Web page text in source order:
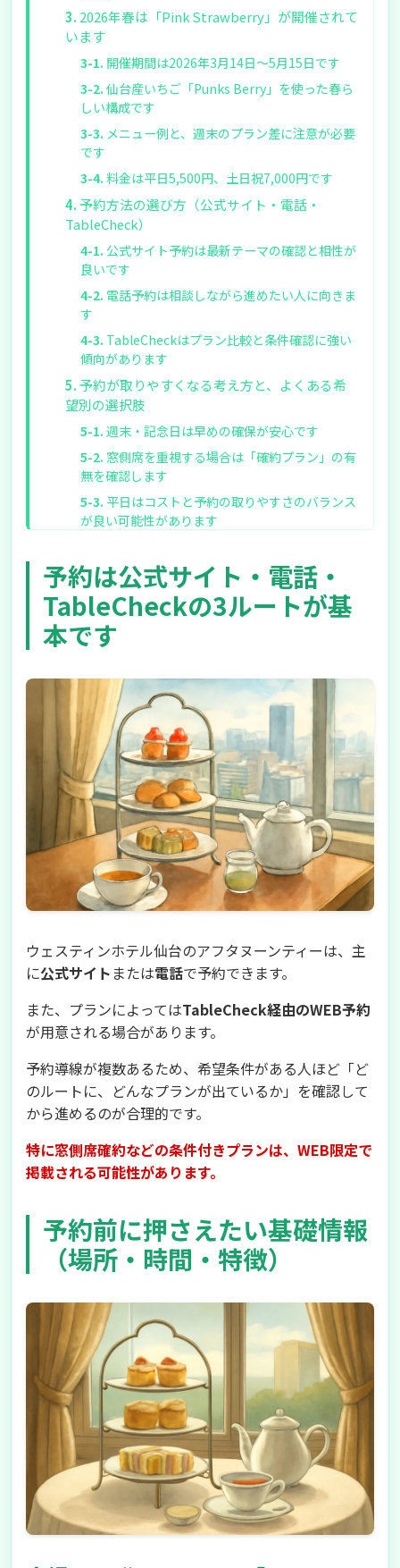
2026年春は「Pink Strawberry」が開催されて
います
開催期間は2026年3月14日～5月15日です
仙台産いちご「Punks Berry」を使った春ら
しい構成です
メニュー例と、週末のプラン差に注意が必要
です
料金は平日5,500円、土日祝7,000円です
予約方法の選び方（公式サイト・電話・
TableCheck）
公式サイト予約は最新テーマの確認と相性が
良いです
電話予約は相談しながら進めたい人に向きま
す
TableCheckはプラン比較と条件確認に強い
傾向があります
予約が取りやすくなる考え方と、よくある希
望別の選択肢
週末・記念日は早めの確保が安心です
窓側席を重視する場合は「確約プラン」の有
無を確認します
平日はコストと予約の取りやすさのバランス
が良い可能性があります
す
当日（24時間前）キャンセル100%の案内が
確認されています
要点を整理すると、予約の成功率が上がりま
迷ったら「希望条件の優先順位」を決めて予
約に進むのが確実です
予約は公式サイト・電話・
TableCheckの3ルートが基
本です
ウェスティンホテル仙台のアフタヌーンティーは、主
に公式サイト または電話で予約できます。
また、プランによってはTableCheck経由のWEB予約
が用意される場合があります。
予約導線が複数あるため、希望条件がある人ほど「ど
のルートに、どんなプランが出ているか」を確認して
から進めるのが合理的です。
特に窓側席確約などの条件付きプランは、WEB限定で
掲載される可能性があります。
予約前に押さえたい基礎情報
（場所・時間・特徴）